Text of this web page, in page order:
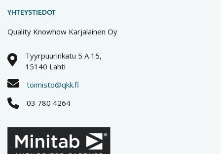
YHTEYSTIEDOT
Quality Knowhow Karjalainen Oy
Tyyrpuurinkatu 5 A 15,
15140 Lahti
toimisto@qkk.fi
03 780 4264